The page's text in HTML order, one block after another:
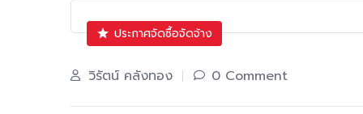
ประกาศจัดซื้อจัดจ้าง
วิรัตน์ คลังทอง 0 Comment